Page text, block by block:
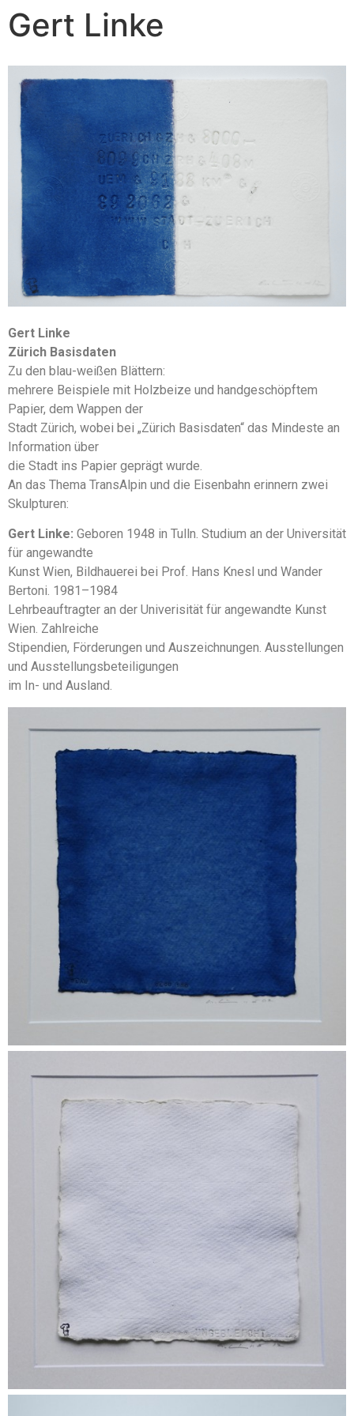
Gert Linke
Gert Linke
Zürich Basisdaten
Zu den blau-weißen Blättern:
mehrere Beispiele mit Holzbeize und handgeschöpftem
Papier, dem Wappen der
Stadt Zürich, wobei bei „Zürich Basisdaten“ das Mindeste an
Information über
die Stadt ins Papier geprägt wurde.
An das Thema TransAlpin und die Eisenbahn erinnern zwei
Skulpturen:
Gert Linke: Geboren 1948 in Tulln. Studium an der Universität
für angewandte
Kunst Wien, Bildhauerei bei Prof. Hans Knesl und Wander
Bertoni. 1981–1984
Lehrbeauftragter an der Univerisität für angewandte Kunst
Wien. Zahlreiche
Stipendien, Förderungen und Auszeichnungen. Ausstellungen
und Ausstellungsbeteiligungen
im In- und Ausland.